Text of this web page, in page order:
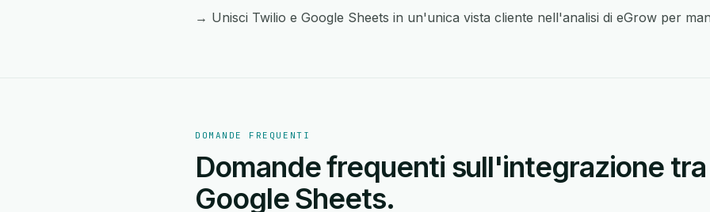
→ Unisci Twilio e Google Sheets in un'unica vista cliente nell'analisi di eGrow per
DOMANDE FREQUENTI
Domande frequenti sull'integrazione
Google Sheets.